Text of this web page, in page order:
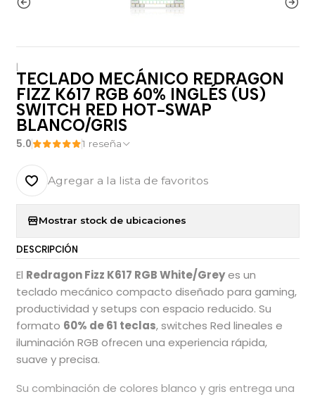
|
TECLADO MECÁNICO REDRAGON
FIZZ K617 RGB 60% INGLÉS (US)
SWITCH RED HOT-SWAP
BLANCO/GRIS
5.0 1 reseña
Agregar a la lista de favoritos
Mostrar stock de ubicaciones
DESCRIPCIÓN
El Redragon Fizz K617 RGB White/Greyes un
teclado mecánico compacto diseñado para gaming,
productividad y setups con espacio reducido. Su
formato 60% de 61 teclas, switches Red lineales e
iluminación RGB ofrecen una experiencia rápida,
suave y precisa.
Su combinación de colores blanco y gris entrega una